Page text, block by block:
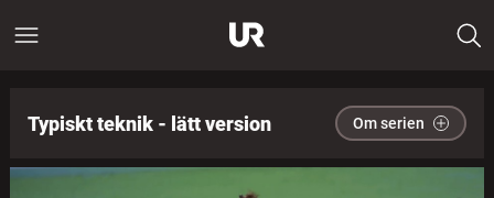
Typiskt teknik - lätt version Om serien